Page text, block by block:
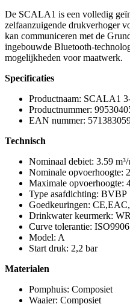
De SCALA1 is een volledig
zelfaanzuigende drukverhoger
kan communiceren met de
ingebouwde Bluetooth-
mogelijkheden voor maatwerk.
Specificaties
Productnaam: SCALA1
Productnummer:
EAN nummer:
Technisch
Nominaal debiet: 3.59 m³/
Nominale opvoerhoogte:
Maximale opvoerhoogte:
Type asafdichting: BVBP
Goedkeuringen:
Drinkwater keurmerk:
Curve tolerantie:
Model: A
Start druk: 2,2 bar
Materialen
Pomphuis: Composiet
Waaier: Composiet